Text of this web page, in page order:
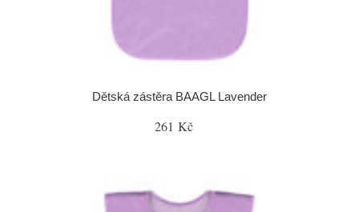
Dětská zástěra BAAGL Lavender
261 Kč